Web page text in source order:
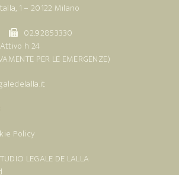
1 – 20122 Milano
02.92853330
h 24
PER LE EMERGENZE)
Policy
LEGALE DE LALLA